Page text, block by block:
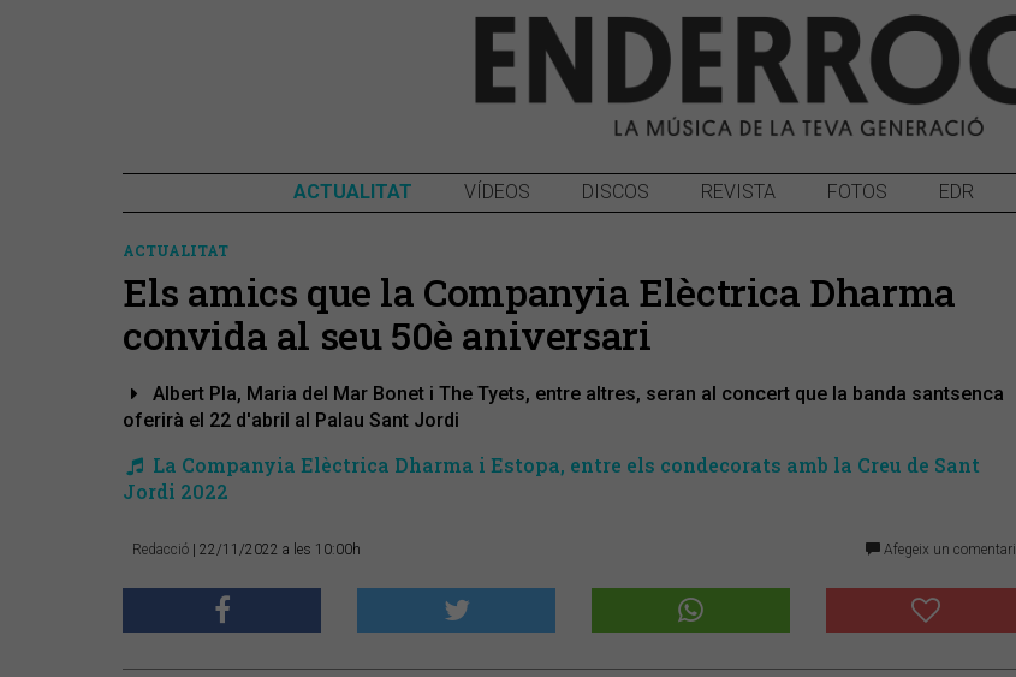
ACTUALITAT VÍDEOS DISCOS REVISTA FOTOS EDR
ACTUALITAT
Els amics que la Companyia Elèctrica Dharma
convida al seu 50è aniversari
Albert Pla, Maria del Mar Bonet i The Tyets, entre altres, seran al concert que la banda santsenca
oferirà el 22 d'abril al Palau Sant Jordi
La Companyia Elèctrica Dharma i Estopa, entre els condecorats amb la Creu de Sant
Jordi 2022
Redacció | 22/11/2022 a les 10:00h Afegeix un comentari